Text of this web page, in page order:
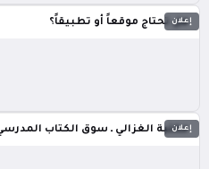
إعلان
هل تحتاج موقعاً أو تطبيقاً؟
إعلان
مكتبة الغزالي ـ سوق الكتاب